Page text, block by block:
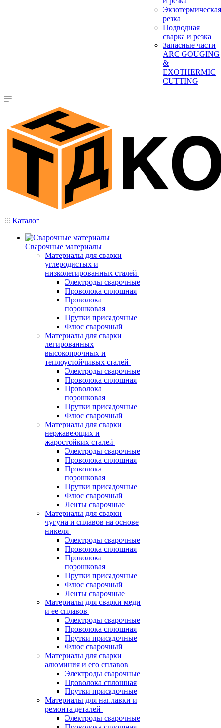
Экзотермическая
резка
Подводная
сварка и резка
Запасные части
ARC GOUGING
&
EXOTHERMIC
CUTTING
Каталог
Сварочные материалы
Материалы для сварки
углеродистых и
низколегированных сталей
Электроды сварочные
Проволока сплошная
Проволока
порошковая
Прутки присадочные
Флюс сварочный
Материалы для сварки
легированных
высокопрочных и
теплоустойчивых сталей
Электроды сварочные
Проволока сплошная
Проволока
порошковая
Прутки присадочные
Флюс сварочный
Материалы для сварки
нержавеющих и
жаростойких сталей
Электроды сварочные
Проволока сплошная
Проволока
порошковая
Прутки присадочные
Флюс сварочный
Ленты сварочные
Материалы для сварки
чугуна и сплавов на основе
никеля
Электроды сварочные
Проволока сплошная
Проволока
порошковая
Прутки присадочные
Флюс сварочный
Ленты сварочные
Материалы для сварки меди
и ее сплавов
Электроды сварочные
Проволока сплошная
Прутки присадочные
Флюс сварочный
Материалы для сварки
алюминия и его сплавов
Электроды сварочные
Проволока сплошная
Прутки присадочные
Материалы для наплавки и
ремонта деталей
Электроды сварочные